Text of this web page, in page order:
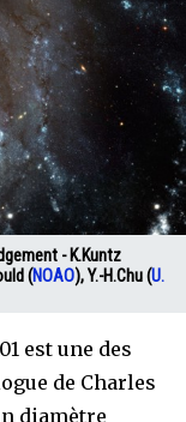
- K.Kuntz
(NOAO), Y.-H.Chu (U.
est une des
de Charles
diamètre